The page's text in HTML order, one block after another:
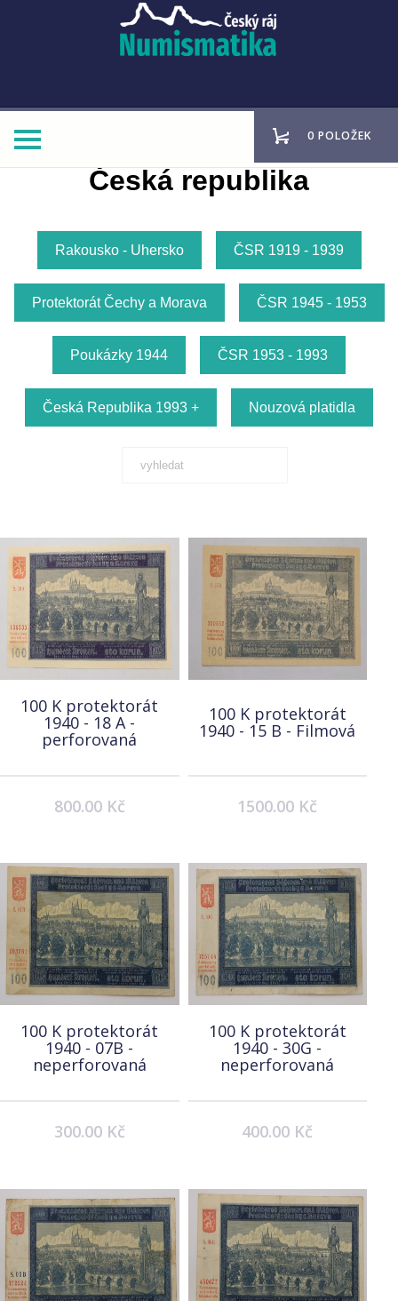
0 POLOŽEK
Česká republika
Rakousko - Uhersko ČSR 1919 - 1939
Protektorát Čechy a Morava ČSR 1945 - 1953
Poukázky 1944 ČSR 1953 - 1993
Česká Republika 1993 + Nouzová platidla
100 K protektorát
1940 - 18 A -
perforovaná
800.00 Kč
100 K protektorát
1940 - 15 B - Filmová
1500.00 Kč
100 K protektorát
1940 - 07B -
neperforovaná
300.00 Kč
100 K protektorát
1940 - 30G -
neperforovaná
400.00 Kč